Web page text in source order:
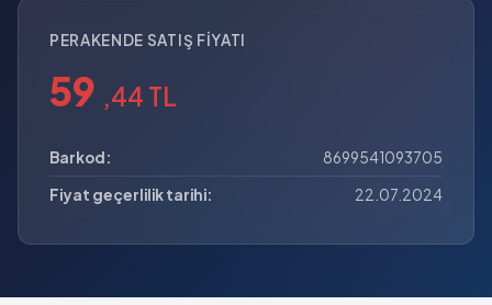
PERAKENDE SATIŞ FIYATI
59 ,44 TL
Barkod:
8699541093705
Fiyat geçerlilik tarihi:
22.07.2024